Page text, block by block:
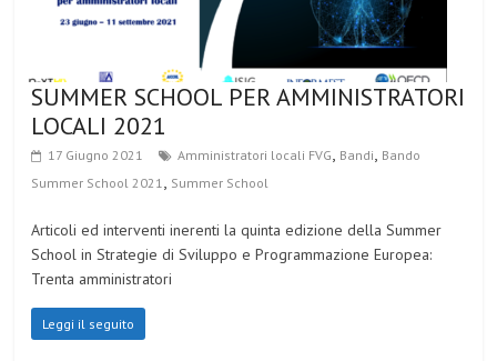
SUMMER SCHOOL PER AMMINISTRATORI
LOCALI 2021
17 Giugno 2021 Amministratori locali FVG, Bandi, Bando
Summer School 2021, Summer School
Articoli ed interventi inerenti la quinta edizione della Summer
School in Strategie di Sviluppo e Programmazione Europea:
Trenta amministratori
Leggi il seguito